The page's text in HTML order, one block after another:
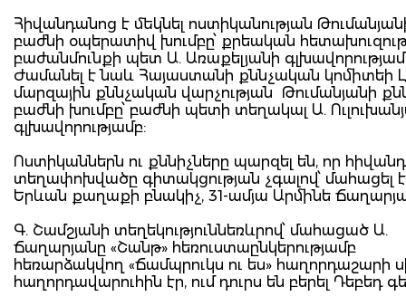
Հիվանդանոց է մեկնել ոստիկանության
բաժնի օպերատիվ խումբը՝ քրեական
բաժանմունքի պետ Ա. Առաքելյանի
Ժամանել է նաև Հայաստանի քննչական կոմիտեի
մարզային քննչական վարչության Թումանյանի
բաժնի խումբը՝ բաժնի պետի տեղակալ Ա.
գլխավորությամբ:
Ոստիկաններն ու քննիչները պարզել են, որ
տեղափոխվածը գիտակցության չգալով՝ մահացել
Երևան քաղաքի բնակիչ, 31-ամյա Արմինե
Գ. Շամշյանի տեղեկություննեռևրով՝ մահացած Ա.
Ճաղարյանը «Շանթ» հեռուստաընկերությամբ
հեռարձակվող «Ճամպրուկս ու ես» հաղորդաշարի
հաղորդավարուհին էր, ում դուրս են բերել Դեբեդ